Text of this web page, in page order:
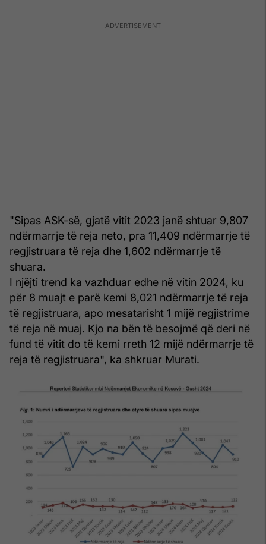
"Sipas ASK-së, gjatë vitit 2023 janë shtuar 9,807
ndërmarrje të reja neto, pra 11,409 ndërmarrje të
regjistruara të reja dhe 1,602 ndërmarrje të
shuara.
I njëjti trend ka vazhduar edhe në vitin 2024, ku
për 8 muajt e parë kemi 8,021 ndërmarrje të reja
të regjistruara, apo mesatarisht 1 mijë regjistrime
të reja në muaj. Kjo na bën të besojmë që deri në
fund të vitit do të kemi rreth 12 mijë ndërmarrje të
reja të regjistruara", ka shkruar Murati.